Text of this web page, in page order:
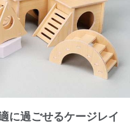
に過ごせるケージレイ